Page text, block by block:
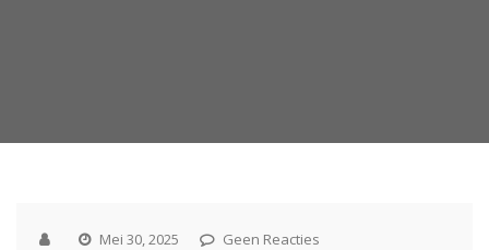
Mei 30, 2025 Geen Reacties